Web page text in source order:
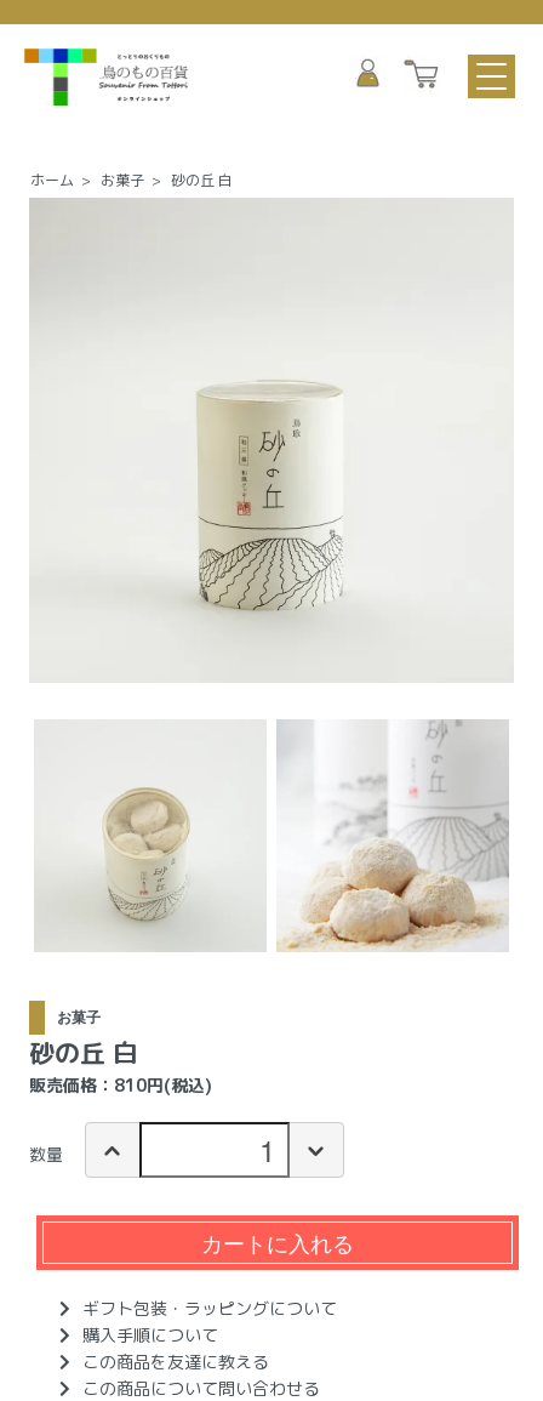
ホーム > お菓子 > 砂の丘 白
お菓子
砂の丘 白
販売価格：810円(税込)
数量
カートに入れる
ギフト包装・ラッピングについて
購入手順について
この商品を友達に教える
この商品について問い合わせる